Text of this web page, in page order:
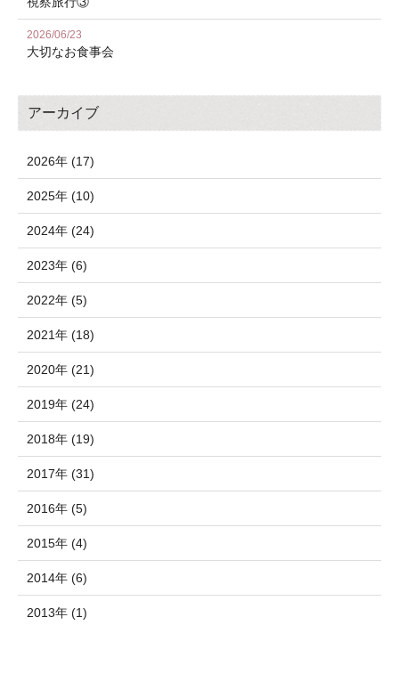
2026/06/23
大切なお食事会
アーカイブ
2026年 (17)
2025年 (10)
2024年 (24)
2023年 (6)
2022年 (5)
2021年 (18)
2020年 (21)
2019年 (24)
2018年 (19)
2017年 (31)
2016年 (5)
2015年 (4)
2014年 (6)
2013年 (1)